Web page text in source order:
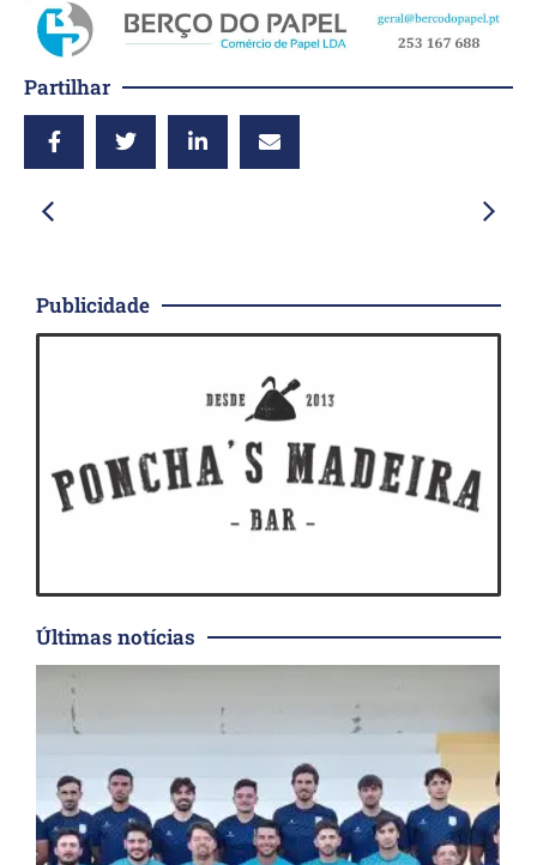
Partilhar
Publicidade
Últimas notícias